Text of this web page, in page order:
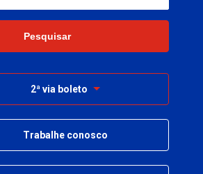
2ª via boleto
Trabalhe conosco